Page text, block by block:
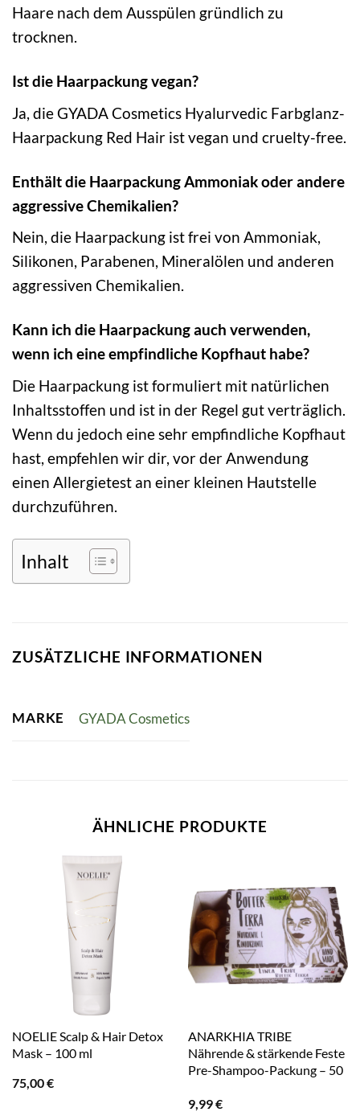
Haare nach dem Ausspülen gründlich zu
trocknen.
Ist die Haarpackung vegan?
Ja, die GYADA Cosmetics Hyalurvedic Farbglanz-
Haarpackung Red Hair ist vegan und cruelty-free.
Enthält die Haarpackung Ammoniak oder andere
aggressive Chemikalien?
Nein, die Haarpackung ist frei von Ammoniak,
Silikonen, Parabenen, Mineralölen und anderen
aggressiven Chemikalien.
Kann ich die Haarpackung auch verwenden,
wenn ich eine empfindliche Kopfhaut habe?
Die Haarpackung ist formuliert mit natürlichen
Inhaltsstoffen und ist in der Regel gut verträglich.
Wenn du jedoch eine sehr empfindliche Kopfhaut
hast, empfehlen wir dir, vor der Anwendung
einen Allergietest an einer kleinen Hautstelle
durchzuführen.
Inhalt
ZUSÄTZLICHE INFORMATIONEN
MARKE GYADA Cosmetics
ÄHNLICHE PRODUKTE
NOELIE Scalp & Hair Detox
Mask – 100 ml
75,00€
ANARKHIA TRIBE
Nährende & stärkende Feste
Pre-Shampoo-Packung – 50
9,99€